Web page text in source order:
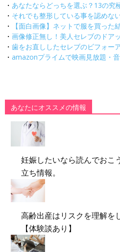
・ あなたならどっちを選ぶ？13の究
・ それでも整形している事を認めな
・
【面白画像】ネットで服を買った
・ 画像修正無し！美人セレブのドア
・ 歯をお直ししたセレブのビフォー
・ amazonプライムで映画見放題・
あなたにオススメの情報
妊娠したいなら読んでおこ
立ち情報。
高齢出産はリスクを理解を
【体験談あり】